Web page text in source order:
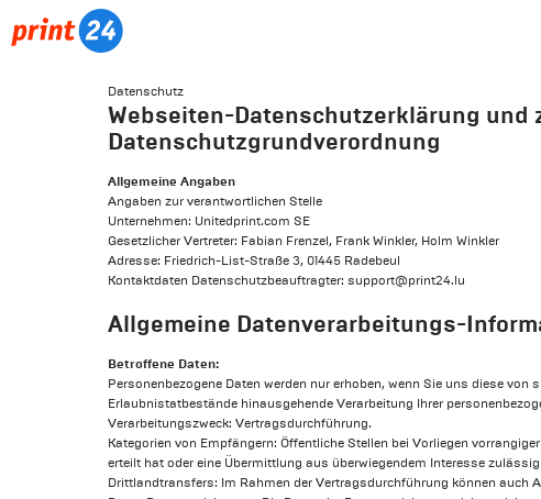
Datenschutz
Webseiten-Datenschutzerklärung und
Datenschutzgrundverordnung
Allgemeine Angaben
Angaben zur verantwortlichen Stelle
Unternehmen: Unitedprint.com SE
Gesetzlicher Vertreter: Fabian Frenzel, Frank Winkler, Holm Winkler
Adresse: Friedrich-List-Straße 3, 01445 Radebeul
Kontaktdaten Datenschutzbeauftragter:support@print24.lu
Allgemeine Datenverarbeitungs-
Betroffene Daten:
Personenbezogene Daten werden nur erhoben, wenn Sie uns diese
Erlaubnistatbestände hinausgehende Verarbeitung Ihrer
Verarbeitungszweck: Vertragsdurchführung.
Kategorien von Empfängern: Öffentliche Stellen bei Vorliegen
erteilt hat oder eine Übermittlung aus überwiegendem Interesse
Drittlandtransfers: Im Rahmen der Vertragsdurchführung können auch